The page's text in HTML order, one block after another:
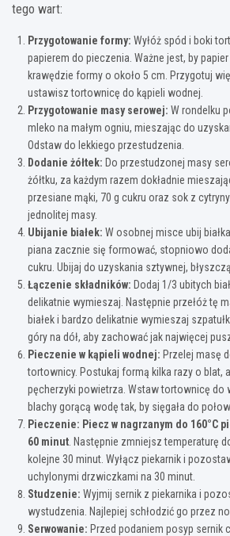
tego wart:
Przygotowanie formy: Wyłóż spód i boki
papierem do pieczenia. Ważne jest, by
krawędzie formy o około 5 cm. Przygotuj
ustawisz tortownicę do kąpieli wodnej.
Przygotowanie masy serowej: W rondelku
mleko na małym ogniu, mieszając do
Odstaw do lekkiego przestudzenia.
Dodanie żółtek: Do przestudzonej masy
żółtku, za każdym razem dokładnie
przesiane mąki, 70 g cukru oraz sok z
jednolitej masy.
Ubijanie białek: W osobnej misce ubij
piana zacznie się formować, stopniowo
cukru. Ubijaj do uzyskania sztywnej,
Łączenie składników: Dodaj 1/3 ubitych
delikatnie wymieszaj. Następnie przełóż tę
białek i bardzo delikatnie wymieszaj
góry na dół, aby zachować jak najwięcej
Pieczenie w kąpieli wodnej: Przelej masę
tortownicy. Postukaj formą kilka razy o blat,
pęcherzyki powietrza. Wstaw tortownicę do
blachy gorącą wodę tak, by sięgała do
Pieczenie: Piecz w nagrzanym do 160°C
60 minut . Następnie zmniejsz temperaturę
kolejne 30 minut. Wyłącz piekarnik i
uchylonymi drzwiczkami na 30 minut.
Studzenie: Wyjmij sernik z piekarnika i
wystudzenia. Najlepiej schłodzić go przez
Serwowanie: Przed podaniem posyp sernik